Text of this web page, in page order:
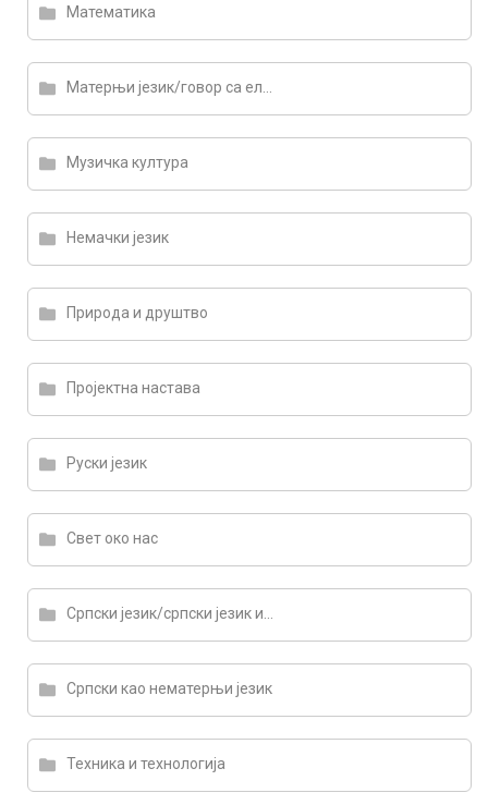
Математика
Матерњи језик/говор са елементима националне културе
Музичка култура
Немачки језик
Природа и друштво
Пројектна настава
Руски језик
Свет око нас
Српски језик/српски језик и књижевност
Српски као нематерњи језик
Техника и технологија